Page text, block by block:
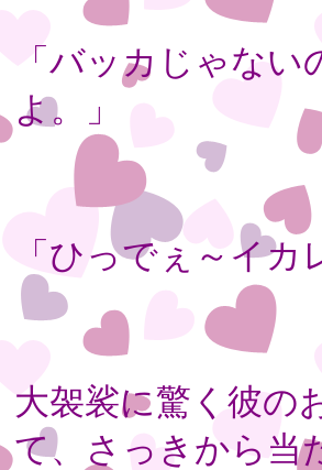
「バッカじゃな
よ。」
「ひっでぇ～イ
大袈裟に驚く彼の
て、さっきから当